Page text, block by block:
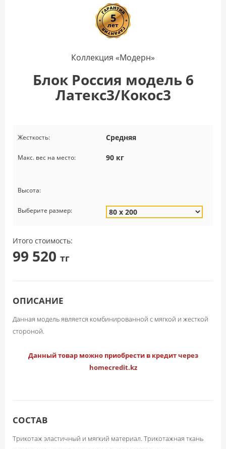
5
лет
Коллекция «Модерн»
Блок Россия модель 6
Латекс3/Кокос3
Жесткость: Средняя
Макс. вес на место: 90 кг
Высота:
Выберите размер:
Итого cтоимость:
99 520 тг
ОПИСАНИЕ
Данная модель является комбинированной с мягкой и жесткой
стороной.
Данный товар можно приобрести в кредитчерез
homecredit.kz
СОСТАВ
Трикотаж эластичный и мягкий материал. Трикотажная ткань